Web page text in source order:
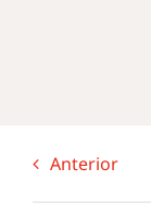
Anterior